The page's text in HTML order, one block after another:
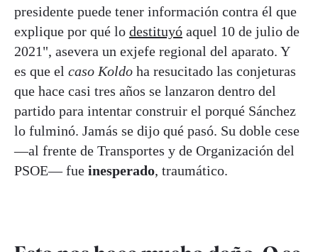
presidente puede tener información contra él que
explique por qué lo destituyó aquel 10 de julio de
2021", asevera un exjefe regional del aparato. Y
es que el caso Koldo ha resucitado las conjeturas
que hace casi tres años se lanzaron dentro del
partido para intentar construir el porqué Sánchez
lo fulminó. Jamás se dijo qué pasó. Su doble cese
—al frente de Transportes y de Organización del
PSOE— fue inesperado, traumático.